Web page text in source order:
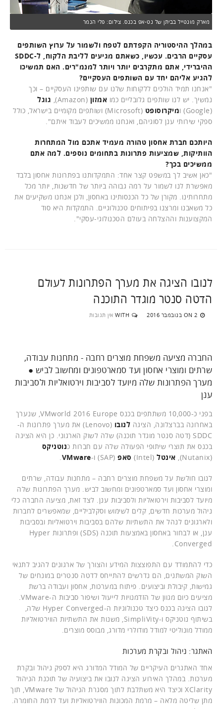
מארק מונטייל בביתן של נט-אפ בכנס. צילום: פלי הנמר
במהלך ההיסטוריה הקפדתם לטפח ולשמור על ערוץ השותפים
עסקיים הרבים. עכשיו, כשאתם מגיעים לליבת הלקוח, ל-SDDC
ההיברידי, אתם מתקרבים יותר ויותר למנמ"רים. האם תמשיכו
להגיע אליהם יחד עם השותפים העסקיים?
"אנחנו תמיד הולכים ללקוחות שלנו עם שותפינו העסקיים – וכך
נמשיך. יש לנו שותפים גלובליים כמו אמזון (Amazon),
גוגל
(Google) ו
מיקרוסופט
(Microsoft) ושותפים מקומיים בישראל, כולל
ספקי שירותי ענן לסוגיהם, ואנחנו ממשיכים לעבוד איתם".
היותכם חברת אחסון טהורה מעמיד אתכם מול המתחרות
הוותיקות, שמציעות פתרונות בתחומים נוספים. למה אתם
ממשיכים בכך?
"כאן אשיב לך במשפט קצר אחד: התמקדותנו בפתרונות אחסון בלבד
מאפשרת לנו לשמור על רמה גבוהה ביותר של חדשנות, יותר מכל
מתחרותינו. מקורן של כל הכנסותינו באחסון, ולכן אנחנו משקיעים את
כל משאבנו ומרצנו בפיתוחים טכנולוגיים. התמקדות היא סוד
המקצוענות וההצלחה בעולם הטכנולוגי-עסקי".
לנובו הציגה את מערך הפתרונות לעולם
הדטה סנטר מוגדר התוכנה
ON 2 בנובמבר 2016 WITH אין תגובות
החברה מציעה משפחת מוצרים רחבה - מתחנות עבודה,
שרתים ומוצרי אחסון ועד סמארטפונים ומחשוב לביש ●
מערך הפתרונות שלה מיועד לסביבות וירטואליות ולסביבות
ענן
בפני כ-10,000 משתתפים בכנס VMworld 2016 Europe, שנערך
באחרונה בברצלונה, הציגה לנובו
(Lenovo) את מערך פתרונות ה-
SDDC (דטה סנטר מוגדר תוכנה) שלה לשוק הארגוני. כן היא הציגה
בכנס את תוצרי שיתופי הפעולה שלה עם חברות כנוטניקס
(Nutanix),
אינטל (Intel) סאפ (SAP) ו- VMware
לנובו חולשת על משפחת מוצרים רחבה – מתחנות עבודה, שרתים
ומוצרי אחסון ועד סמארטפונים ומחשוב לביש. מערך הפתרונות שלה
מיועד לסביבות וירטואליות ולסביבות ענן. לצד זאת, מציעה החברה כלי
ניהול מערכות חדשים, קלים לשימוש וסקלביליים, שמאפשרים לחברות
ולארגונים לנהל את התשתיות שלהם בסביבות וירטואליות ובסביבות
ענן, או לבחור באחסון באמצעות תוכנה (SDS) ופתרונות Hyper
Converged.
כדי להתמודד עם התפוצצות המידע והצורך של ארגונים להגיב לתנאי
השוק המשתנים, הם נדרשים להתייחס לדטה סנטרים במונחים של
גמישות, קיבולת וביצועים. פיתוח במערכות, אחסון ועבודה ברשת
לנובו הציגה בכנס כיצד טכנולוגיות ה-Hyper Converged שלה,
בשיתוף נוטניקס ו-SimpliVity, משנות את התשתיות הווירטואליות
ממודל מונוליטי למודל מודולרי מדורג, מבוסס מוצרים.
האתגר: ניהול ובקרת מערכות
אחד האתגרים העיקריים של המודל המדורג היא לספק ניהול ובקרת
מערכות. במהלך האירוע הציגה לנובו את ביצועיה של תוכנת הניהול
XClarity וכיצד היא משתלבת לתוך מסגרת הניהול של VMware, תוך
מתן שליטה מלאה – מרמת המכונות הווירטואליות ועד לרמת החומרה.